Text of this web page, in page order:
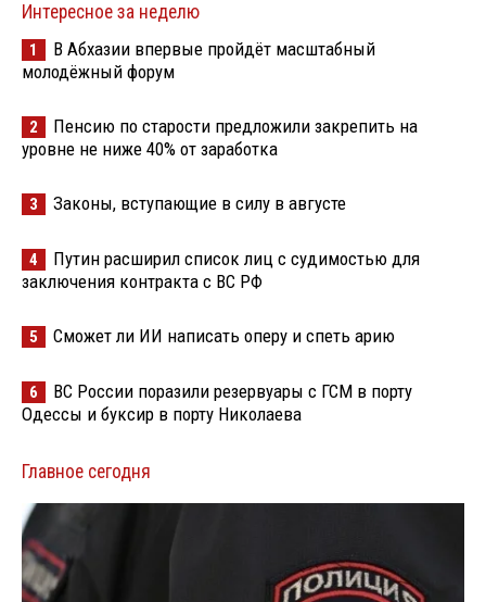
Интересное за неделю
1
В Абхазии впервые пройдёт масштабный
молодёжный форум
2
Пенсию по старости предложили закрепить на
уровне не ниже 40% от заработка
3 Законы, вступающие в силу в августе
4
Путин расширил список лиц с судимостью для
заключения контракта с ВС РФ
5 Сможет ли ИИ написать оперу и спеть арию
6
ВС России поразили резервуары с ГСМ в порту
Одессы и буксир в порту Николаева
Главное сегодня